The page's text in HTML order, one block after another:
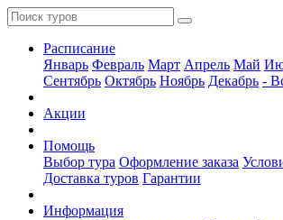
Расписание
Январь Февраль Март Апрель Май
Сентябрь Октябрь Ноябрь Декабрь -
Акции
Помощь
Выбор тура Оформление заказа
Доставка туров Гарантии
Информация